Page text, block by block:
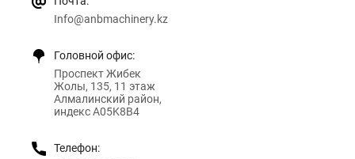
Info@anbmachinery.kz
Головной офис:
Проспект Жибек
Жолы, 135, 11 этаж
Алмалинский район,
индекс A05K8B4
Телефон: